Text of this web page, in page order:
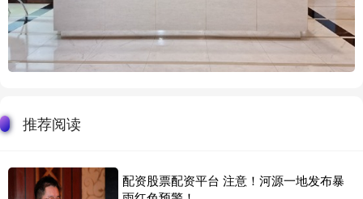
推荐阅读
配资股票配资平台 注意！河源一地发布暴